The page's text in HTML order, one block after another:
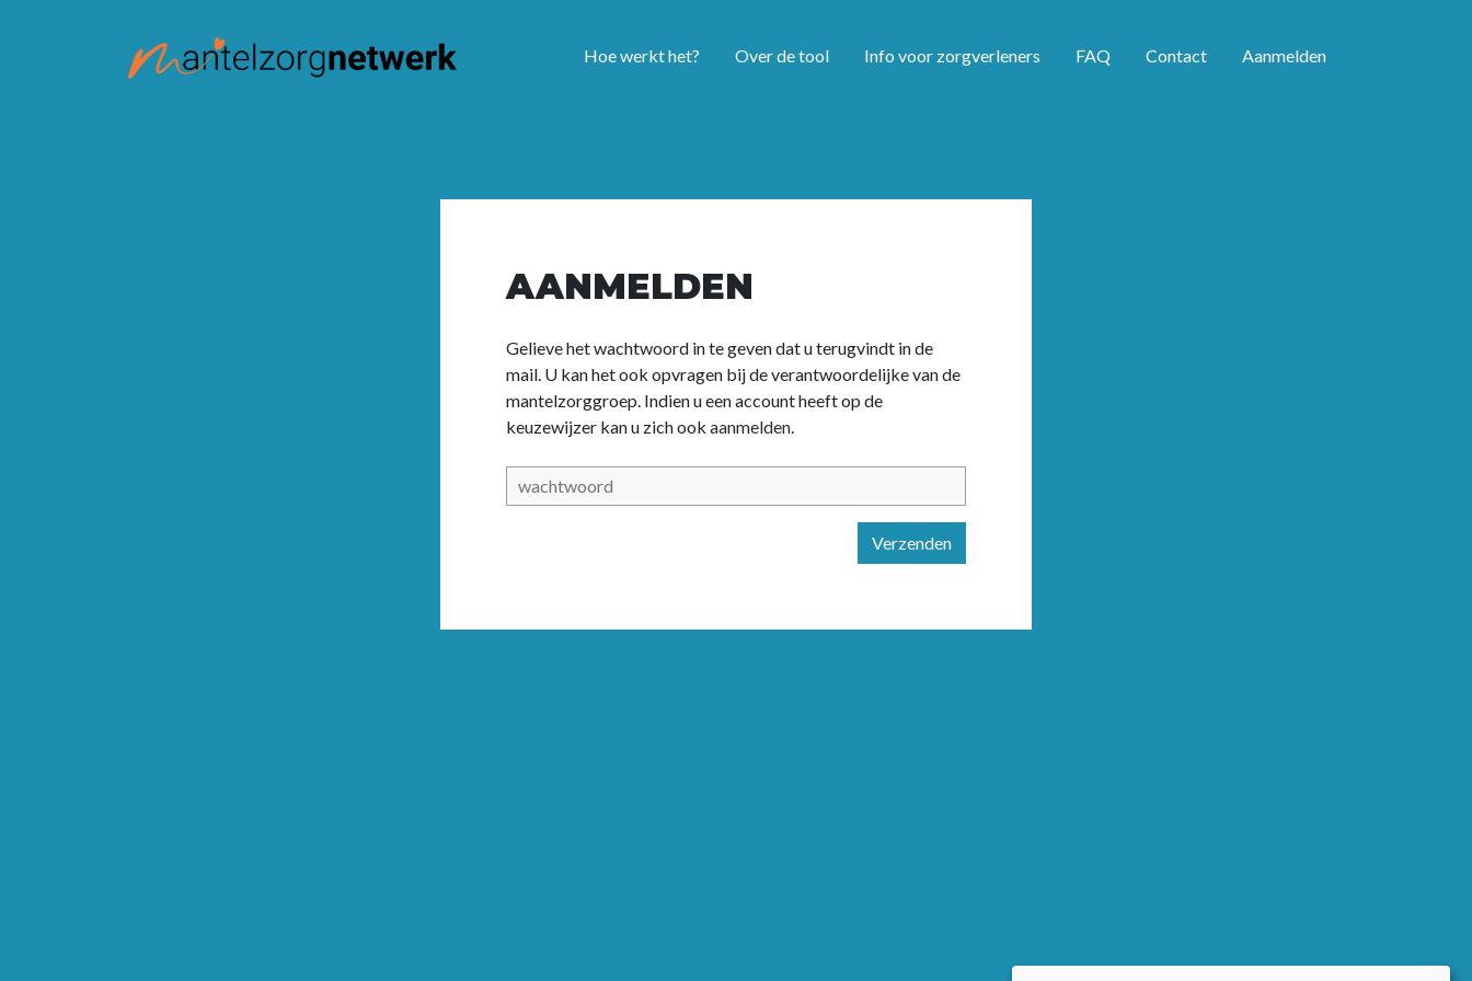
Hoe werkt het? Over de tool Info voor zorgverleners FAQ Contact Aanmelden
AANMELDEN
Gelieve het wachtwoord in te geven dat u terugvindt in de
mail. U kan het ook opvragen bij de verantwoordelijke van de
mantelzorggroep. Indien u een account heeft op de
keuzewijzer kan u zich ook aanmelden.
Verzenden